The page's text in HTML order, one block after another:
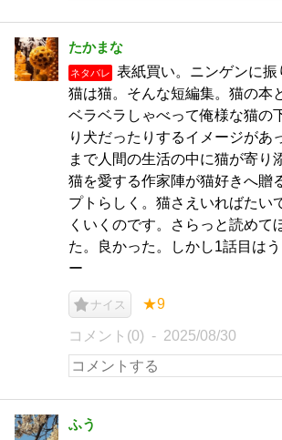
たかまな
ネタバレ
表紙買い。ニンゲンに振
猫は猫。そんな短編集。猫の本
ベラベラしゃべって俺様な猫の
り犬だったりするイメージがあ
まで人間の生活の中に猫が寄り
猫を愛する作家陣が猫好きへ贈
プトらしく。猫さえいればたい
くいくのです。さらっと読めて
た。良かった。しかし1話目は
ー
ナイス ★9
コメント(0) 2025/08/30
ふう